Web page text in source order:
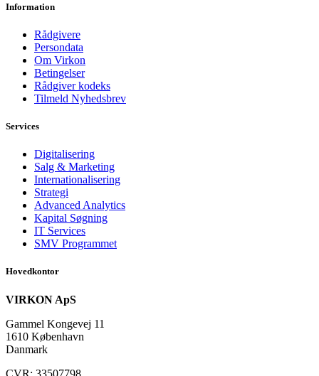
Information
Rådgivere
Persondata
Om Virkon
Betingelser
Rådgiver kodeks
Tilmeld Nyhedsbrev
Services
Digitalisering
Salg & Marketing
Internationalisering
Strategi
Advanced Analytics
Kapital Søgning
IT Services
SMV Programmet
Hovedkontor
VIRKON ApS
Gammel Kongevej 11
1610 København
Danmark
CVR: 33507798